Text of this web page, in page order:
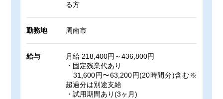
る方
勤務地 周南市
給与
月給 218,400円～436,800円
・固定残業代あり
31,600円〜63,200円(20時間分)含む※
超過分は別途支給
・試用期間あり(3ヶ月)